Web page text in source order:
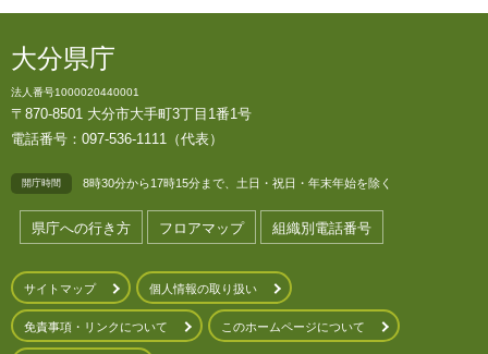
大分県庁
法人番号1000020440001
〒870-8501 大分市大手町3丁目1番1号
電話番号：097-536-1111（代表）
開庁時間 8時30分から17時15分まで、土日・祝日・年末年始を除く
県庁への行き方 フロアマップ 組織別電話番号
サイトマップ 個人情報の取り扱い
免責事項・リンクについて このホームページについて